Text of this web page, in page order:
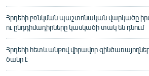
Հրդեհի բռնկման պաշտոնական վարկածը
ու ընդդիմադիրները կասկածի տակ են դնում
Հրդեհի հետևանքով վիրավոր
ծանր է